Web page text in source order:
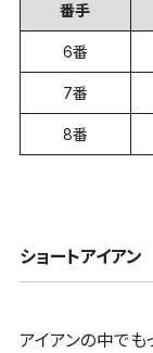
番手
6番
7番
8番
ショートアイアン
アイアンの中でも